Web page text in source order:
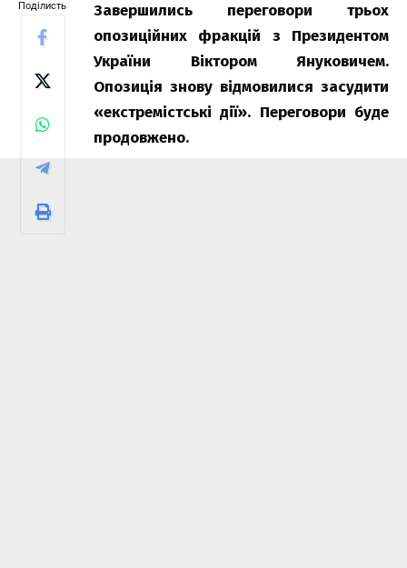
Поділисть
Завершились переговори трьох
опозиційних фракцій з Президентом
України Віктором Януковичем.
Опозиція знову відмовилися засудити
«екстремістські дії». Переговори буде
продовжено.